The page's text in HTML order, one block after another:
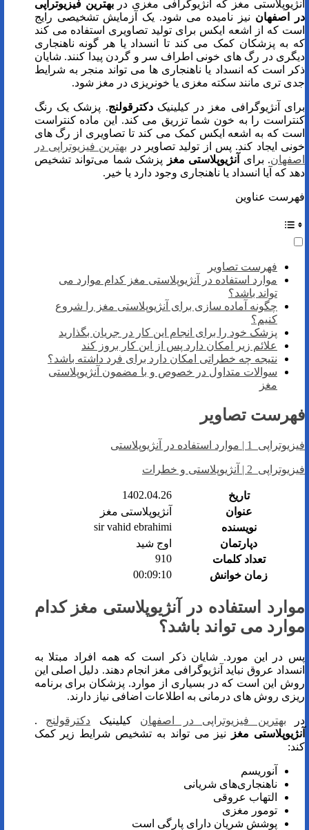
آنژیوپلاستی مغز که آنژیوگرافی مغزی دربهترین فیزیوتراپی
در اصفهان نیز نامیده می شود. یک آزمایش تشخیصی رایج
است که از اشعه ایکس برای تولید تصاویری استفاده می کند
که به پزشکان کمک می کند تا انسداد یا هر گونه ناهنجاری
دیگری در رگ های خونی اطراف سر و گردن پیدا کنند. شایان
ذکر است که انسداد یا ناهنجاری ها می تواند منجر به شرایط
جدی تری مانند سکته مغزی یا خونریزی در مغز شود.
برای آنژیوگرافی مغز در کیلینیکدکترقولنج. پزشک یک رنگ
کنتراست را به خون شما تزریق می کند. این ماده کنتراست
است که به اشعه ایکس کمک می کند تا تصاویری از رگ های
خونی ایجاد کند. پس از تولید تصاویر در بهترین فیزیوتراپی در
اصفهان. برای آنژیوپلاستی مغز
پزشک شما می‌تواند تشخیص
دهد که آیا انسداد یا ناهنجاری وجود دارد یا خیر.
فهرست عناوین
فهرست تصاویر
موارد استفاده در آنژیوپلاستی مغز کدام موارد می
تواند باشد؟
چگونه آماده سازی برای آنژیوپلاستی مغز را شروع
کنیم؟
پزشک خود را برای انجام این کار در جریان بگذارید
علائم زیر امکان دارد پس از این کار بروز کند
نتیجه چه خطراتی امکان دارد برای فرد داشته باشد؟
سوالات متداول در خصوص و با مضمون آنژیوپلاستی
مغز
فهرست تصاویر
فیزیوتراپی 1 | موارد استفاده در آنژیوپلاستی
فیزیوتراپی 2 | آنژیوپلاستی و خطرات
تاریخ
1402.04.26
عنوان
آنژیوپلاستی مغز
نویسنده
sir vahid ebrahimi
دپارتمان
اوج شید
تعداد کلمات
910
زمان خوانش
00:09:10
موارد استفاده در آنژیوپلاستی مغز کدام
موارد می تواند باشد؟
پس در این مورد. شایان ذکر است که همه افراد مبتلا به
انسداد عروق نباید آنژیوگرافی مغز انجام دهند. دلیل اصلی این
روش این است که در بسیاری از موارد. پزشکان برای برنامه
ریزی روش های درمانی به اطلاعات اضافی نیاز دارند.
در بهترین فیزیوتراپی در اصفهان کیلینیک دکترقولنج .
آنژیوپلاستی مغز
نیز می تواند به تشخیص شرایط زیر کمک
کند:
آنوریسم
ناهنجاری‌های شریانی
التهاب عروقی
تومور مغزی
پوشش شریان دارای پارگی است